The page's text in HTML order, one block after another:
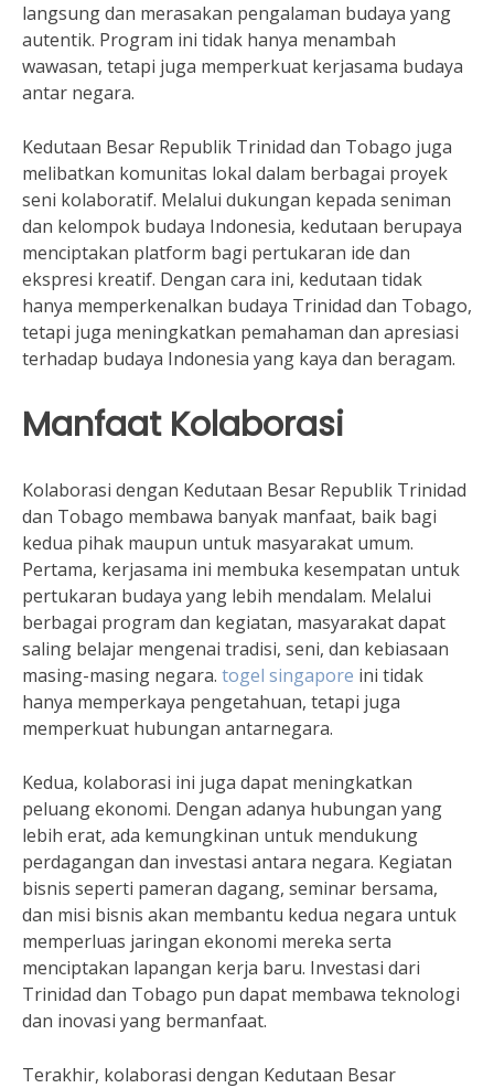
langsung dan merasakan pengalaman budaya yang
autentik. Program ini tidak hanya menambah
wawasan, tetapi juga memperkuat kerjasama budaya
antar negara.
Kedutaan Besar Republik Trinidad dan Tobago juga
melibatkan komunitas lokal dalam berbagai proyek
seni kolaboratif. Melalui dukungan kepada seniman
dan kelompok budaya Indonesia, kedutaan berupaya
menciptakan platform bagi pertukaran ide dan
ekspresi kreatif. Dengan cara ini, kedutaan tidak
hanya memperkenalkan budaya Trinidad dan Tobago,
tetapi juga meningkatkan pemahaman dan apresiasi
terhadap budaya Indonesia yang kaya dan beragam.
Manfaat Kolaborasi
Kolaborasi dengan Kedutaan Besar Republik Trinidad
dan Tobago membawa banyak manfaat, baik bagi
kedua pihak maupun untuk masyarakat umum.
Pertama, kerjasama ini membuka kesempatan untuk
pertukaran budaya yang lebih mendalam. Melalui
berbagai program dan kegiatan, masyarakat dapat
saling belajar mengenai tradisi, seni, dan kebiasaan
masing-masing negara. togel singapore ini tidak
hanya memperkaya pengetahuan, tetapi juga
memperkuat hubungan antarnegara.
Kedua, kolaborasi ini juga dapat meningkatkan
peluang ekonomi. Dengan adanya hubungan yang
lebih erat, ada kemungkinan untuk mendukung
perdagangan dan investasi antara negara. Kegiatan
bisnis seperti pameran dagang, seminar bersama,
dan misi bisnis akan membantu kedua negara untuk
memperluas jaringan ekonomi mereka serta
menciptakan lapangan kerja baru. Investasi dari
Trinidad dan Tobago pun dapat membawa teknologi
dan inovasi yang bermanfaat.
Terakhir, kolaborasi dengan Kedutaan Besar